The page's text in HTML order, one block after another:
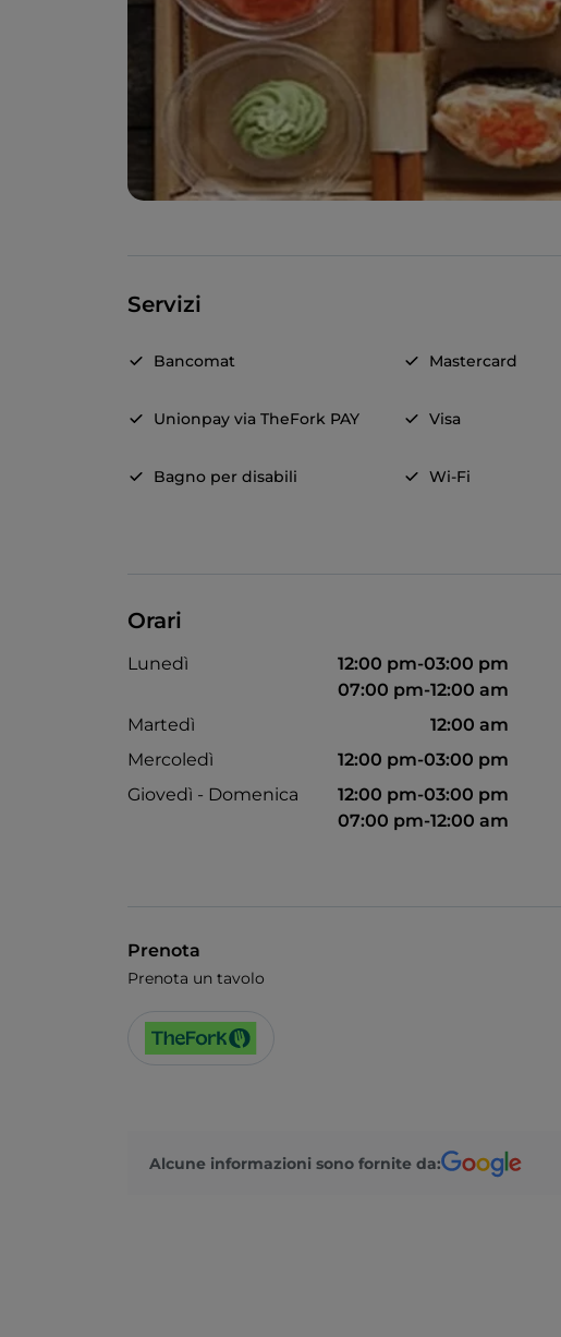
Servizi
Bancomat Mastercard
Unionpay via TheFork PAY Visa
Bagno per disabili Wi-Fi
Orari
Lunedì
12:00 pm-03:00 pm
07:00 pm-12:00 am
Martedì
12:00 am
Mercoledì
12:00 pm-03:00 pm
Giovedì - Domenica
12:00 pm-03:00 pm
07:00 pm-12:00 am
Prenota
Prenota un tavolo
Alcune informazioni sono fornite da: